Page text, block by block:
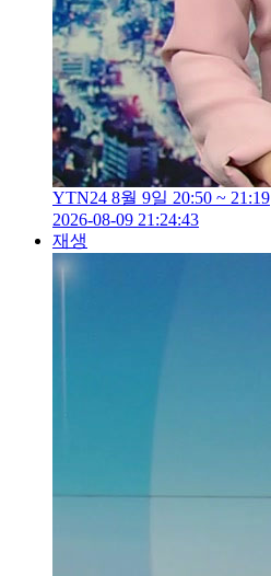
YTN24 8월 9일 20:50 ~ 21:19
2026-08-09 21:24:43
재생